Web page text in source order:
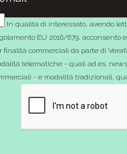
In qualità di interessato, avendo
EU 2016/679,
finalità commerciali da parte di
telematiche - quali ad es.
- e modalità tradizionali,